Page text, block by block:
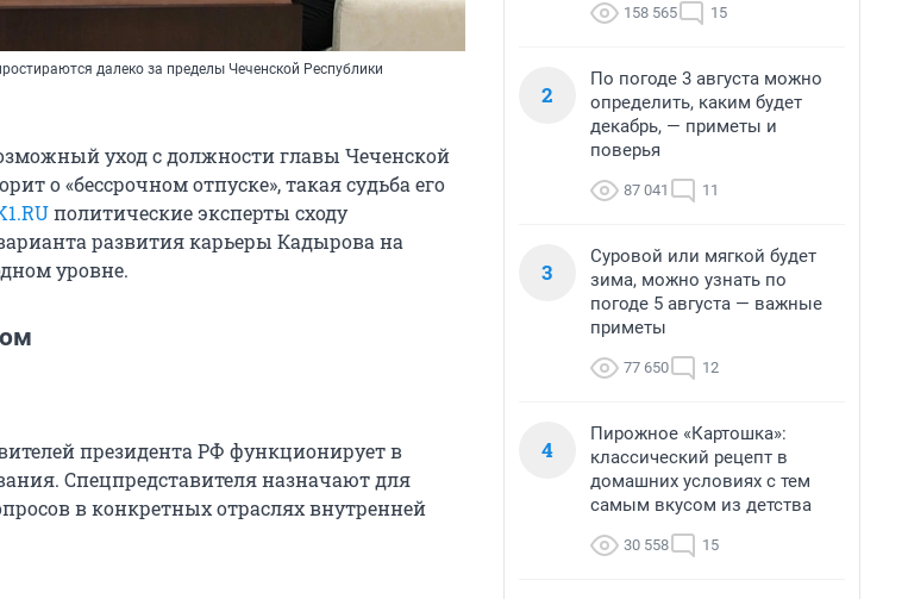
далеко за пределы Чеченской Республики
уход с должности главы Чеченской
о «бессрочном отпуске», такая судьба его
политические эксперты сходу
развития карьеры Кадырова на
уровне.
президента РФ функционирует в
Спецпредставителя назначают для
в конкретных отраслях внутренней
158 565 15
2
По погоде 3 августа можно
определить, каким будет
декабрь, — приметы и
поверья
87 041 11
3
Суровой или мягкой будет
зима, можно узнать по
погоде 5 августа — важные
приметы
77 650 12
4
Пирожное «Картошка»:
классический рецепт в
домашних условиях с тем
самым вкусом из детства
30 558 15